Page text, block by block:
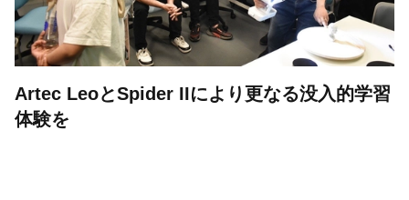
Artec LeoとSpider IIにより更なる没入的学習
体験を